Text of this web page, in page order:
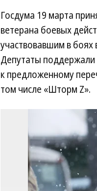
Госдума 19 марта
ветерана боевых
участвовавшим в боях
Депутаты поддержали
к предложенному
том числе «Шторм Z».